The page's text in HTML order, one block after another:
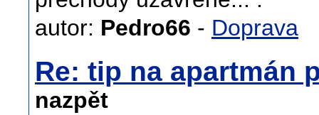
autor: Pedro66 - Doprava
Re: tip na apartmán
nazpět